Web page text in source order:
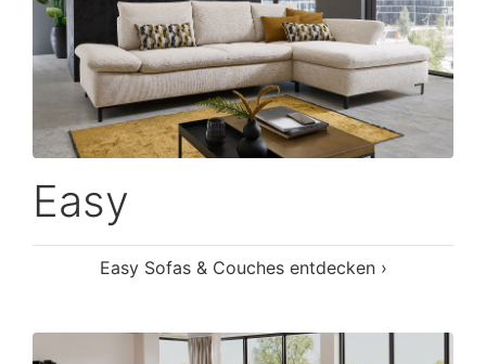
Easy
Easy Sofas & Couches entdecken ›